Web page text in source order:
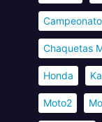
Chaquetas
Honda
Moto2